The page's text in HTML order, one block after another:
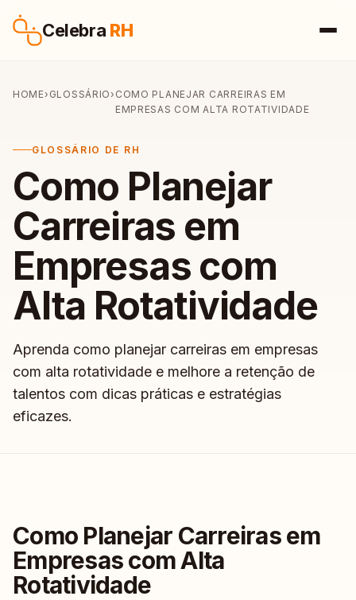
Celebra RH
HOME› GLOSSÁRIO› COMO PLANEJAR CARREIRAS EM
EMPRESAS COM ALTA ROTATIVIDADE
GLOSSÁRIO DE RH
Como Planejar
Carreiras em
Empresas com
Alta Rotatividade
Aprenda como planejar carreiras em empresas
com alta rotatividade e melhore a retenção de
talentos com dicas práticas e estratégias
eficazes.
Como Planejar Carreiras em
Empresas com Alta
Rotatividade